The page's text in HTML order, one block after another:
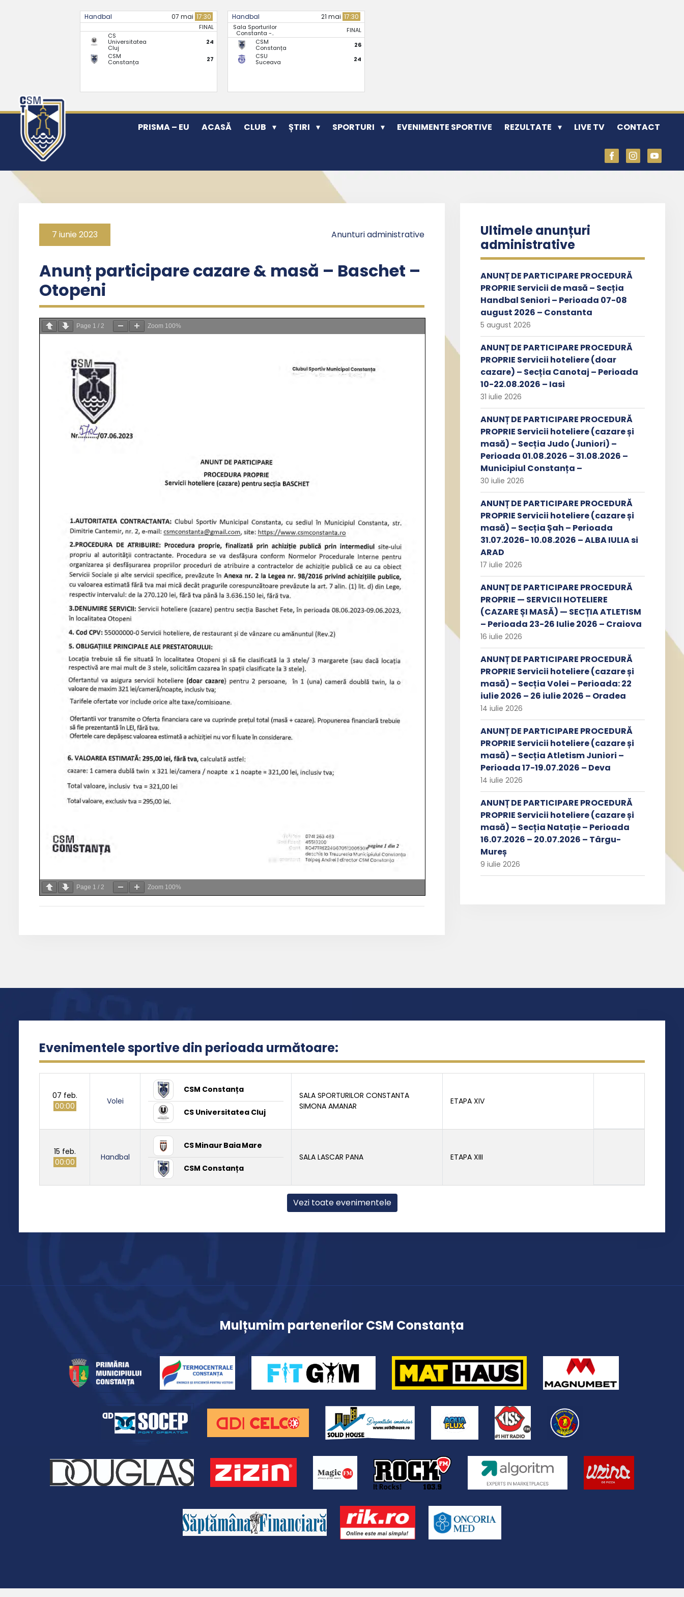
Handbal 07 mai 17:30
FINAL
CS
Universitatea
Cluj
24
CSM
Constanța 27
Handbal 21 mai 17:30
Sala Sporturilor
Constanta -..
FINAL
CSM
Constanța
26
CSU
Suceava 24
PRISMA – EU ACASĂ CLUB ȘTIRI SPORTURI EVENIMENTE SPORTIVE REZULTATE LIVE TV CONTACT
7 iunie 2023 Anunturi administrative
Anunț participare cazare & masă – Baschet –
Otopeni
Page 1 / 2 Zoom 100%
Page 1 / 2 Zoom 100%
Ultimele anunțuri
administrative
ANUNȚ DE PARTICIPARE PROCEDURĂ
PROPRIE Servicii de masă – Secția
Handbal Seniori – Perioada 07-08
august 2026 – Constanta
5 august 2026
ANUNȚ DE PARTICIPARE PROCEDURĂ
PROPRIE Servicii hoteliere (doar
cazare) – Secția Canotaj – Perioada
10-22.08.2026 – Iasi
31 iulie 2026
ANUNȚ DE PARTICIPARE PROCEDURĂ
PROPRIE Servicii hoteliere (cazare și
masă) – Secția Judo (Juniori) –
Perioada 01.08.2026 – 31.08.2026 –
Municipiul Constanța –
30 iulie 2026
ANUNȚ DE PARTICIPARE PROCEDURĂ
PROPRIE Servicii hoteliere (cazare și
masă) – Secția Șah – Perioada
31.07.2026- 10.08.2026 – ALBA IULIA si
ARAD
17 iulie 2026
ANUNȚ DE PARTICIPARE PROCEDURĂ
PROPRIE — SERVICII HOTELIERE
(CAZARE ȘI MASĂ) — SECȚIA ATLETISM
– Perioada 23-26 Iulie 2026 – Craiova
16 iulie 2026
ANUNȚ DE PARTICIPARE PROCEDURĂ
PROPRIE Servicii hoteliere (cazare și
masă) – Secția Volei – Perioada: 22
iulie 2026 – 26 iulie 2026 – Oradea
14 iulie 2026
ANUNȚ DE PARTICIPARE PROCEDURĂ
PROPRIE Servicii hoteliere (cazare și
masă) – Secția Atletism Juniori –
Perioada 17-19.07.2026 – Deva
14 iulie 2026
ANUNȚ DE PARTICIPARE PROCEDURĂ
PROPRIE Servicii hoteliere (cazare și
masă) – Secția Natație – Perioada
16.07.2026 – 20.07.2026 – Târgu-
Mureș
9 iulie 2026
Evenimentele sportive din perioada următoare:
07 feb.
00:00
Volei
CSM Constanța
CS Universitatea Cluj
SALA SPORTURILOR CONSTANTA
SIMONA AMANAR
ETAPA XIV
15 feb.
00:00
Handbal
CS Minaur Baia Mare
CSM Constanța
SALA LASCAR PANA ETAPA XIII
Vezi toate evenimentele
Mulțumim partenerilor CSM Constanța